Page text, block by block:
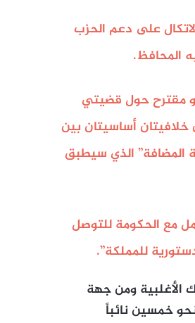
على دعم الحزب
المحافظ.
مقترح حول قضيتي
أساسيتان بين
المضافة” الذي سيطبق
مع الحكومة للتوصل
للمملكة”.
الأغلبية ومن جهة
خمسين نائباً